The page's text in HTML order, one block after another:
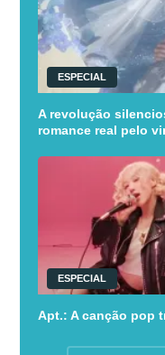
ESPECIAL
A revolução
romance real pelo
ESPECIAL
Apt.: A canção pop